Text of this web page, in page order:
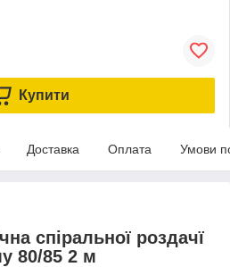
Купити
Доставка Оплата Умови
спіральної роздачї
80/85 2 м